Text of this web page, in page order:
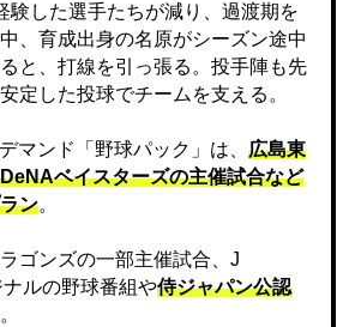
験した選手たちが減り、過渡期を
、育成出身の名原がシーズン途中
と、打線を引っ張る。投手陣も先
定した投球でチームを支える。
マンド「野球パック」は、 広島東
ベイスターズの主催試合など
ン。
ゴンズの一部主催試合、J
ルの野球番組や侍ジャパン公認